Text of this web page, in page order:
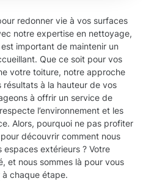
redonner vie à vos surfaces
notre expertise en nettoyage,
important de maintenir un
Que ce soit pour vos
votre toiture, notre approche
à la hauteur de vos
à offrir un service de
l’environnement et les
Alors, pourquoi ne pas profiter
découvrir comment nous
extérieurs ? Votre
et nous sommes là pour vous
chaque étape.